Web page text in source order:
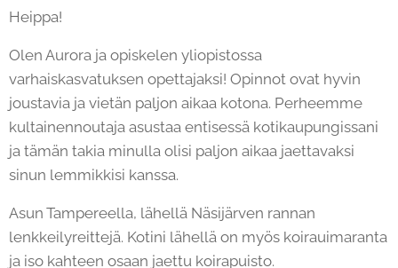
Heippa!
Olen Aurora ja opiskelen yliopistossa
varhaiskasvatuksen opettajaksi! Opinnot ovat hyvin
joustavia ja vietän paljon aikaa kotona. Perheemme
kultainennoutaja asustaa entisessä kotikaupungissani
ja tämän takia minulla olisi paljon aikaa jaettavaksi
sinun lemmikkisi kanssa.
Asun Tampereella, lähellä Näsijärven rannan
lenkkeilyreittejä. Kotini lähellä on myös koirauimaranta
ja iso kahteen osaan jaettu koirapuisto.